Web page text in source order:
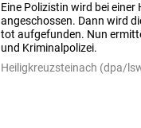
Eine Polizistin wird bei
angeschossen. Dann wird
tot aufgefunden. Nun
und Kriminalpolizei.
Heiligkreuzsteinach (dpa/